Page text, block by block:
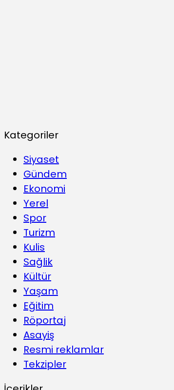
Kategoriler
Siyaset
Gündem
Ekonomi
Yerel
Spor
Turizm
Kulis
Sağlik
Kültür
Yaşam
Eğitim
Röportaj
Asayiş
Resmi reklamlar
Tekzipler